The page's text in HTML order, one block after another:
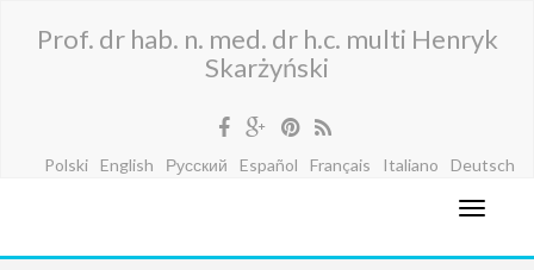
Prof. dr hab. n. med. dr h.c. multi Henryk
Skarżyński
Polski English Русский Español Français Italiano Deutsch